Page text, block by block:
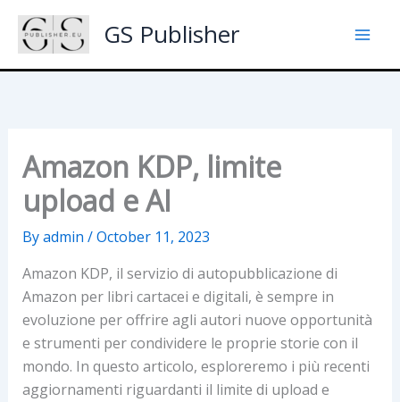
Skip
content
GS Publisher
Amazon KDP, limite
upload e AI
Byadmin /October 11, 2023
Amazon KDP, il servizio di autopubblicazione di
Amazon per libri cartacei e digitali, è sempre in
evoluzione per offrire agli autori nuove opportunità
e strumenti per condividere le proprie storie con il
mondo. In questo articolo, esploreremo i più recenti
aggiornamenti riguardanti il limite di upload e